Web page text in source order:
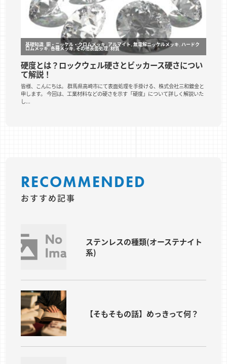
RECOMMENDED
おすすめ記事
ステンレスの種類(オーステナイト
系)
【そもそもの話】めっきって何？